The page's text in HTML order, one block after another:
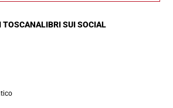
TOSCANALIBRI SUI SOCIAL